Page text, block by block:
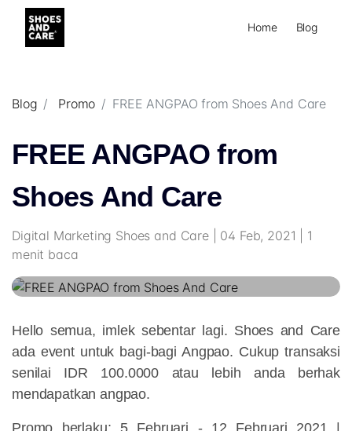
Home Blog
Blog Promo FREE ANGPAO from Shoes And Care
FREE ANGPAO from
Shoes And Care
Digital Marketing Shoes and Care | 04 Feb, 2021 | 1
menit baca
Hello semua, imlek sebentar lagi. Shoes and Care
ada event untuk bagi-bagi Angpao. Cukup transaksi
senilai IDR 100.0000 atau lebih anda berhak
mendapatkan angpao.
Promo berlaku: 5 Februari - 12 Februari 2021 |